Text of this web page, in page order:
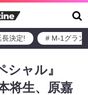
長決定! # M-1グラン
シャル』
将生、原嘉